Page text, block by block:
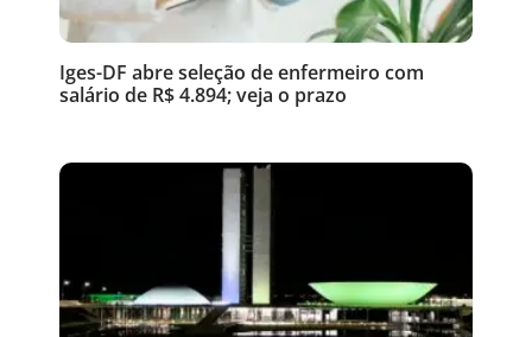
Iges-DF abre seleção de enfermeiro com
salário de R$ 4.894; veja o prazo